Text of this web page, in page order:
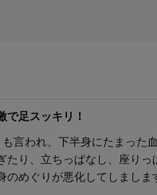
で足スッキリ！
言われ、下半身にたまった
たり、立ちっぱなし、座り
のめぐりが悪化してしましま